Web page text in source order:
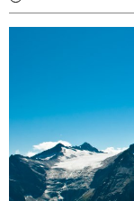
PODCAST
CIASPOLE
MONDO
CAI
SEZIONI